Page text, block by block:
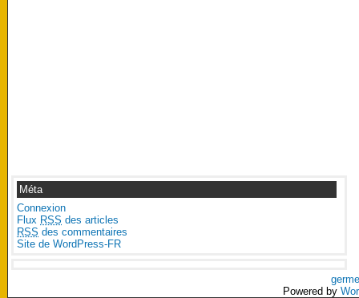
Méta
Connexion
Flux RSS des articles
RSS des commentaires
Site de WordPress-FR
Powered by